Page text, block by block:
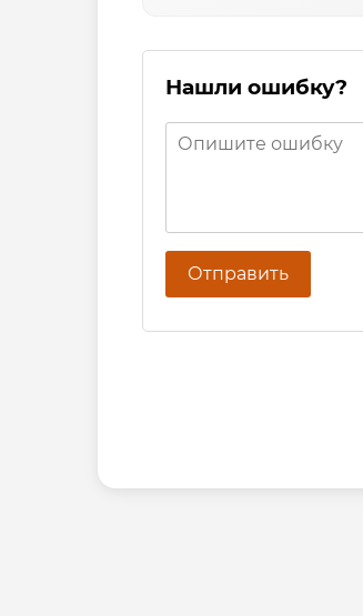
Нашли ошибку?
Отправить